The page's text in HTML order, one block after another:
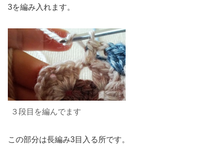
3を編み入れます。
３段目 を編んでます
この部分は長編み3目入る所です。